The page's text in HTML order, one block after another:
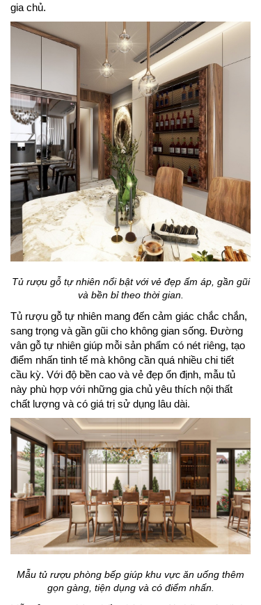
gia chủ.
Tủ rượu gỗ tự nhiên nổi bật với vẻ đẹp ấm áp, gần gũi
và bền bỉ theo thời gian.
Tủ rượu gỗ tự nhiên mang đến cảm giác chắc chắn,
sang trọng và gần gũi cho không gian sống. Đường
vân gỗ tự nhiên giúp mỗi sản phẩm có nét riêng, tạo
điểm nhấn tinh tế mà không cần quá nhiều chi tiết
cầu kỳ. Với độ bền cao và vẻ đẹp ổn định, mẫu tủ
này phù hợp với những gia chủ yêu thích nội thất
chất lượng và có giá trị sử dụng lâu dài.
Mẫu tủ rượu phòng bếp giúp khu vực ăn uống thêm
gọn gàng, tiện dụng và có điểm nhấn.